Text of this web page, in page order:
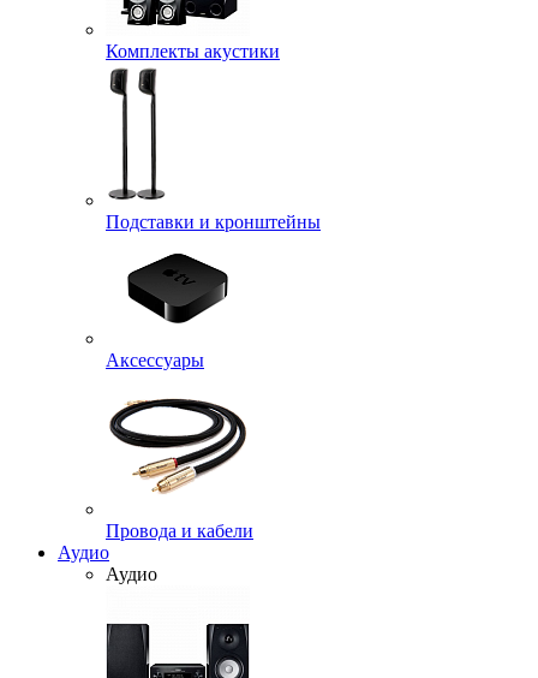
Комплекты акустики
Подставки и кронштейны
Аксессуары
Провода и кабели
Аудио
Аудио